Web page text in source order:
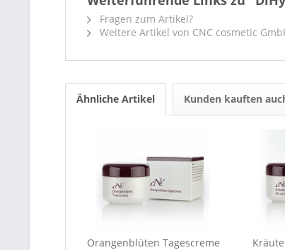
Fragen zum Artikel?
Weitere Artikel von CNC cosmetic
Ähnliche Artikel Kunden kauften
Orangenblüten Tagescreme